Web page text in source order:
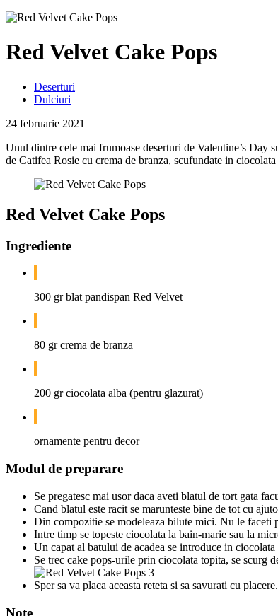
Red Velvet Cake Pops
Deserturi
Dulciuri
24 februarie 2021
Unul dintre cele mai frumoase deserturi de Valentine’s Day
de Catifea Rosie cu crema de branza, scufundate in
Red Velvet Cake Pops
Ingrediente
300 gr blat pandispan Red Velvet
80 gr crema de branza
200 gr ciocolata alba (pentru glazurat)
ornamente pentru decor
Modul de preparare
Se pregatesc mai usor daca aveti blatul de tort gata
Cand blatul este racit se marunteste bine de tot cu
Din compozitie se modeleaza bilute mici. Nu le faceti
Intre timp se topeste ciocolata la bain-marie sau la
Un capat al batului de acadea se introduce in
Se trec cake pops-urile prin ciocolata topita, se scurg
Sper sa va placa aceasta reteta si sa savurati cu
Note